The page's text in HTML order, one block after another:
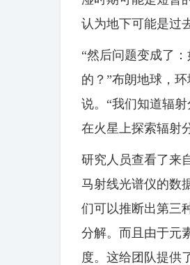
认为地下可能是过
“然后问题变成了
的？”布朗地球，环
说。“我们知道辐
在火星上探索辐射
研究人员查看了来
马射线光谱仪的数
们可以推断出第三
分解。而且由于元
度。这给团队提供